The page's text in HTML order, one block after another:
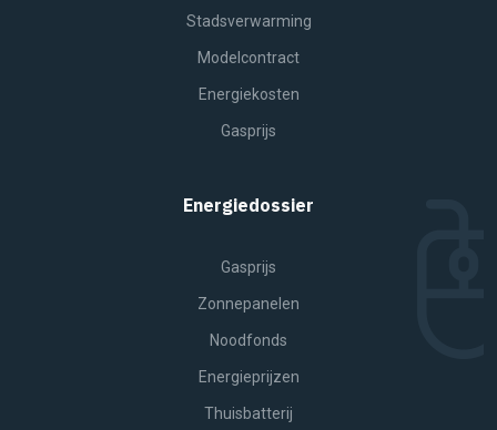
Stadsverwarming
Modelcontract
Energiekosten
Gasprijs
Energiedossier
Gasprijs
Zonnepanelen
Noodfonds
Energieprijzen
Thuisbatterij